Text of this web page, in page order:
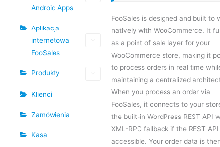
Android Apps
Aplikacja
internetowa
FooSales
Produkty
Klienci
Zamówienia
Kasa
FooSales is designed and built to
natively with WooCommerce. It
as a point of sale layer for your
WooCommerce store, making it
to process orders in real time
maintaining a centralized
When you process an order via
FooSales, it connects to your
the built-in WordPress REST API
XML-RPC fallback if the REST
accessible. Your order data is